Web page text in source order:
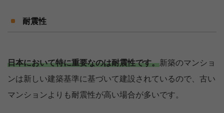
耐震性
日本において特に重要なのは耐震性です。新築のマンショ
ンは新しい建築基準に基づいて建設されているので、古い
マンションよりも耐震性が高い場合が多いです。